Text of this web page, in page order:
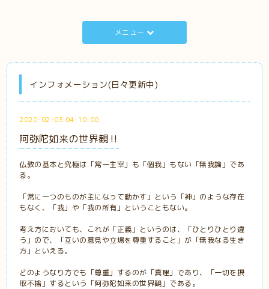
メニュー
インフォメーション(日々更新中)
2020-02-03 04:10:00
阿弥陀如来の世界観‼️
仏教の基本と究極は「常一主宰」も「個我」もない「無我論」であ
る。
「常に一つのものが主になって動かす」という「神」のような存在
もなく、「我」や「我の所有」ということもない。
考え方においても、これが「正義」というのは、「ひとりひとり違
う」ので、「互いの意見や立場を尊重すること」が「無我なる生き
方」といえる。
どのようなり方でも「尊重」するのが「真理」であり、「一切を摂
取不捨」するという「阿弥陀如来の世界観」である。